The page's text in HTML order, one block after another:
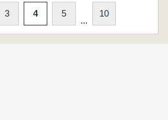
3 4 5
...
10